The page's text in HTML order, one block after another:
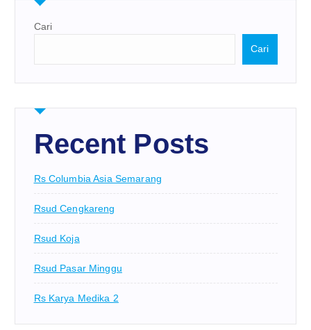
Cari
Cari
Recent Posts
Rs Columbia Asia Semarang
Rsud Cengkareng
Rsud Koja
Rsud Pasar Minggu
Rs Karya Medika 2